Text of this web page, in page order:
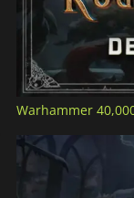
Warhammer